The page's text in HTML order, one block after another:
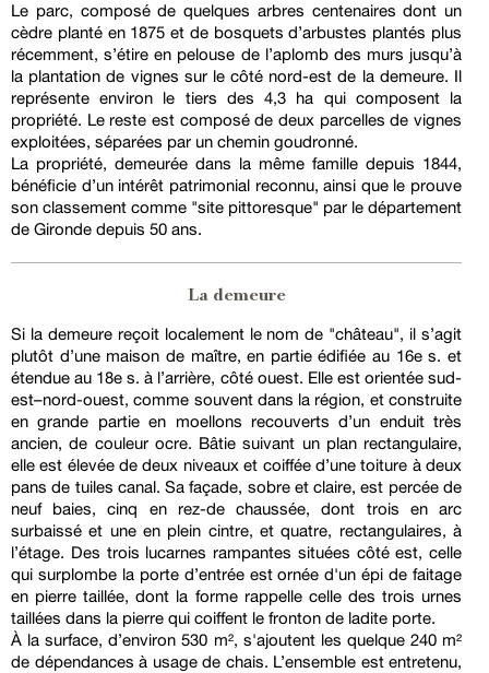
Le parc, composé de quelques arbres centenaires dont un
cèdre planté en 1875 et de bosquets d’arbustes plantés plus
récemment, s’étire en pelouse de l’aplomb des murs jusqu’à
la plantation de vignes sur le côté nord-est de la demeure. Il
représente environ le tiers des 4,3 ha qui composent la
propriété. Le reste est composé de deux parcelles de vignes
exploitées, séparées par un chemin goudronné.
La propriété, demeurée dans la même famille depuis 1844,
bénéficie d’un intérêt patrimonial reconnu, ainsi que le prouve
son classement comme "site pittoresque" par le département
de Gironde depuis 50 ans.
La demeure
Si la demeure reçoit localement le nom de "château", il s’agit
plutôt d’une maison de maître, en partie édifiée au 16e s. et
étendue au 18e s. à l’arrière, côté ouest. Elle est orientée sud-
est–nord-ouest, comme souvent dans la région, et construite
en grande partie en moellons recouverts d’un enduit très
ancien, de couleur ocre. Bâtie suivant un plan rectangulaire,
elle est élevée de deux niveaux et coiffée d’une toiture à deux
pans de tuiles canal. Sa façade, sobre et claire, est percée de
neuf baies, cinq en rez-de chaussée, dont trois en arc
surbaissé et une en plein cintre, et quatre, rectangulaires, à
l’étage. Des trois lucarnes rampantes situées côté est, celle
qui surplombe la porte d’entrée est ornée d'un épi de faitage
en pierre taillée, dont la forme rappelle celle des trois urnes
taillées dans la pierre qui coiffent le fronton de ladite porte.
À la surface, d’environ 530 m², s'ajoutent les quelque 240 m²
de dépendances à usage de chais. L’ensemble est entretenu,